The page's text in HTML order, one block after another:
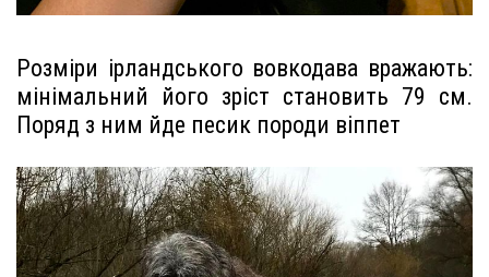
Розміри ірландського вовкодава вражають:
мінімальний його зріст становить 79 см.
Поряд з ним йде песик породи віппет